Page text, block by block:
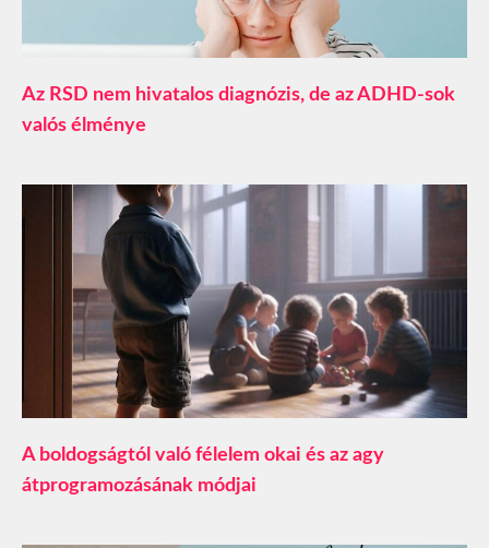
Az RSD nem hivatalos diagnózis, de az ADHD-sok
valós élménye
A boldogságtól való félelem okai és az agy
átprogramozásának módjai